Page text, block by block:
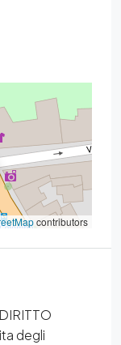
contributors
degli